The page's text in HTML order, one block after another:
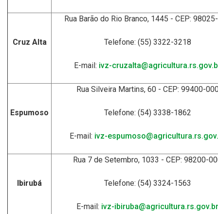
Cruz Alta
Rua Barão do Rio Branco, 1445 - CEP:
Telefone: (55) 3322-3218
E-mail: ivz-
Espumoso
Rua Silveira Martins, 60 - CEP: 99400-
Telefone: (54) 3338-1862
E-mail: ivz-
Ibirubá
Rua 7 de Setembro, 1033 - CEP: 98200-
Telefone: (54) 3324-1563
E-mail: ivz-ibiruba@agricultura.rs.gov.br